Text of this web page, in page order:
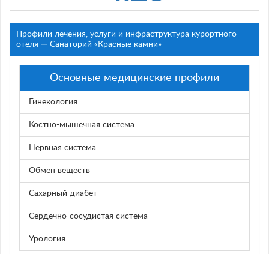
Профили лечения, услуги и инфраструктура курортного
отеля — Санаторий «Красные камни»
Основные медицинские профили
Гинекология
Костно-мышечная система
Нервная система
Обмен веществ
Сахарный диабет
Сердечно-сосудистая система
Урология